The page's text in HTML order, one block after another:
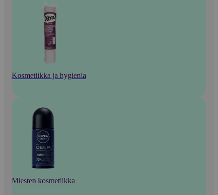
Kosmetiikka ja hygienia
Miesten kosmetiikka